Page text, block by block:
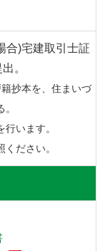
合)宅建取引士証
。
抄本を、住まいづ
います。
ください。